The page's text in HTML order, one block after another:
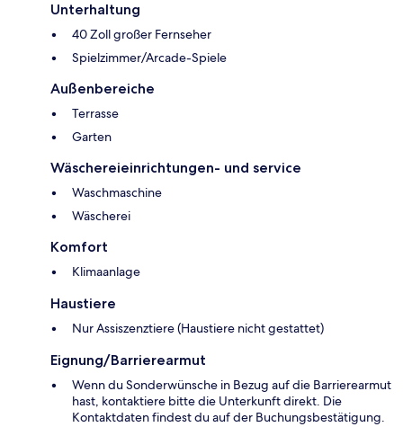
Unterhaltung
40 Zoll großer Fernseher
Spielzimmer/Arcade-Spiele
Außenbereiche
Terrasse
Garten
Wäschereieinrichtungen- und service
Waschmaschine
Wäscherei
Komfort
Klimaanlage
Haustiere
Nur Assiszenztiere (Haustiere nicht gestattet)
Eignung/Barrierearmut
Wenn du Sonderwünsche in Bezug auf die Barrierearmut
hast, kontaktiere bitte die Unterkunft direkt. Die
Kontaktdaten findest du auf der Buchungsbestätigung.